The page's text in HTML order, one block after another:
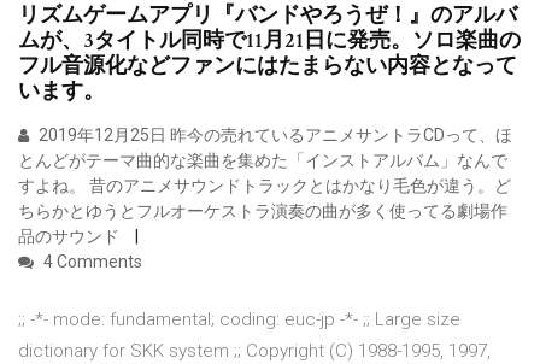
リズムゲームアプリ『バンドやろうぜ！』のアルバ
ムが、3タイトル同時で11月21日に発売。ソロ楽曲の
フル音源化などファンにはたまらない内容となって
います。
2019年12月25日 昨今の売れているアニメサントラCDって、ほ
とんどがテーマ曲的な楽曲を集めた「インストアルバム」なんで
すよね。 昔のアニメサウンドトラックとはかなり毛色が違う。ど
ちらかとゆうとフルオーケストラ演奏の曲が多く使ってる劇場作
品のサウンド
4 Comments
;; -*- mode: fundamental; coding: euc-jp -*- ;; Large size
dictionary for SKK system ;; Copyright (C) 1988-1995, 1997,